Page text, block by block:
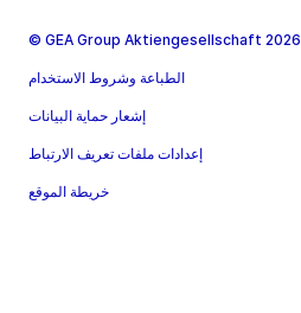
© GEA Group Aktiengesellschaft 2026
الطباعة وشروط الاستخدام
إشعار حماية البيانات
إعدادات ملفات تعريف الارتباط
خريطة الموقع